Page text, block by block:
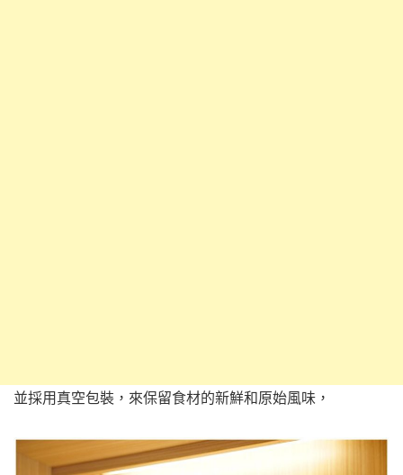
並採用真空包裝，來保留食材的新鮮和原始風味，